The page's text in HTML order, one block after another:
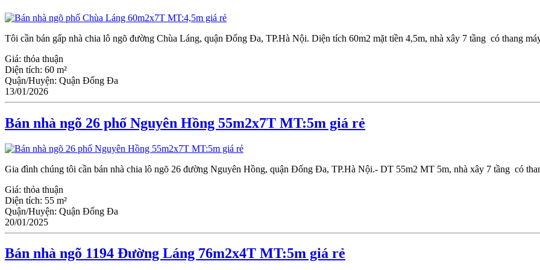
Tôi cần bán gấp nhà chia lô ngõ đường Chùa Láng, quận Đống Đa, TP.Hà Nội. Diện tích 60m2 mặt tiền 4,5m, nhà xây 7 tầng có thang
Giá: thỏa thuận
Diện tích: 60 m²
Quận/Huyện: Quận Đống Đa
13/01/2026
Bán nhà ngõ 26 phố Nguyên Hồng 55m2x7T MT:5m giá rẻ
Gia đình chúng tôi cần bán nhà chia lô ngõ 26 đường Nguyên Hồng, quận Đống Đa, TP.Hà Nội.- DT 55m2 MT 5m, nhà xây 7 tầng có
Giá: thỏa thuận
Diện tích: 55 m²
Quận/Huyện: Quận Đống Đa
20/01/2025
Bán nhà ngõ 1194 Đường Láng 76m2x4T MT:5m giá rẻ